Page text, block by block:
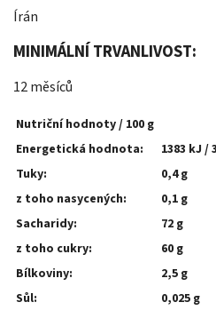
Írán
MINIMÁLNÍ TRVANLIVOST:
12 měsíců
Nutriční hodnoty / 100 g
Energetická hodnota:
1383 kJ /
Tuky:
0,4 g
z toho nasycených:
0,1 g
Sacharidy:
72 g
z toho cukry:
60 g
Bílkoviny:
2,5 g
Sůl:
0,025 g